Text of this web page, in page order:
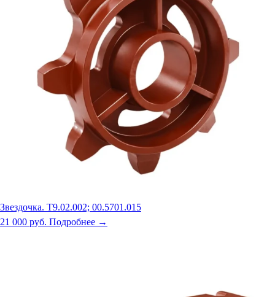
Звездочка. Т9.02.002; 00.5701.015
21 000 руб. Подробнее →